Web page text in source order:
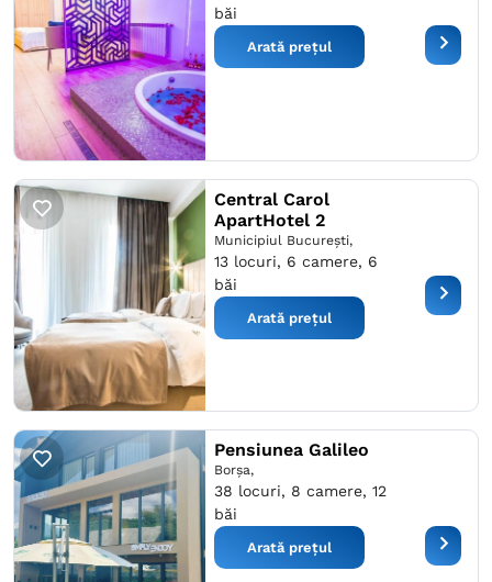
băi
Arată prețul
Central Carol
ApartHotel 2
Municipiul București,
13 locuri, 6 camere, 6
băi
Arată prețul
Pensiunea Galileo
Borşa,
38 locuri, 8 camere, 12
băi
Arată prețul